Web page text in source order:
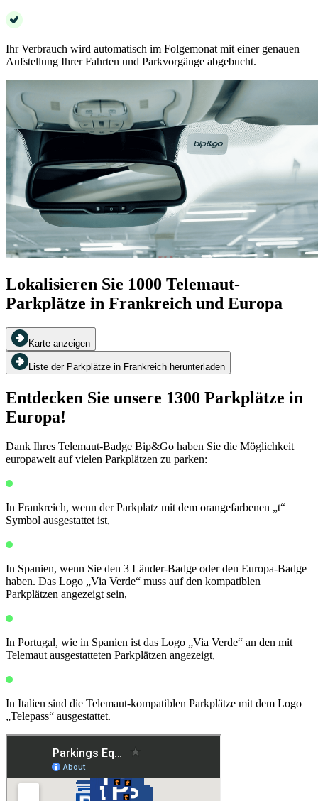
Ihr Verbrauch wird automatisch im Folgemonat mit einer genauen
Aufstellung Ihrer Fahrten und Parkvorgänge abgebucht.
Lokalisieren Sie 1000 Telemaut-
Parkplätze in Frankreich und Europa
Karte anzeigen
Liste der Parkplätze in Frankreich herunterladen
Entdecken Sie unsere 1300 Parkplätze in
Europa!
Dank Ihres Telemaut-Badge Bip&Go haben Sie die Möglichkeit
europaweit auf vielen Parkplätzen zu parken:
In Frankreich, wenn der Parkplatz mit dem orangefarbenen „t“
Symbol ausgestattet ist,
In Spanien, wenn Sie den 3 Länder-Badge oder den Europa-Badge
haben. Das Logo „Via Verde“ muss auf den kompatiblen
Parkplätzen angezeigt sein,
In Portugal, wie in Spanien ist das Logo „Via Verde“ an den mit
Telemaut ausgestatteten Parkplätzen angezeigt,
In Italien sind die Telemaut-kompatiblen Parkplätze mit dem Logo
„Telepass“ ausgestattet.